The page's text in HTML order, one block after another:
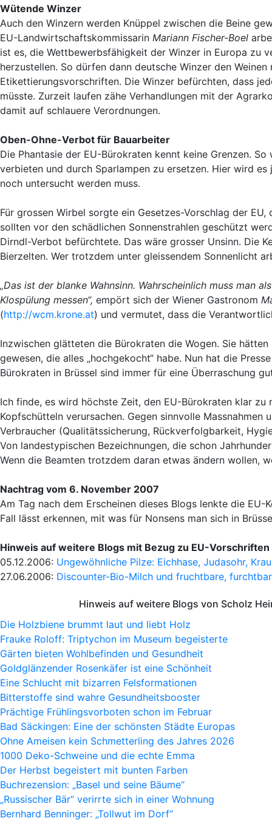
Wütende Winzer
Auch den Winzern werden Knüppel zwischen die Beine
EU-Landwirtschaftskommissarin Mariann Fischer-Boel
ist es, die Wettbewerbsfähigkeit der Winzer in Europa zu
herzustellen. So dürfen dann deutsche Winzer den
Etikettierungsvorschriften. Die Winzer befürchten, dass
müsste. Zurzeit laufen zähe Verhandlungen mit der
damit auf schlauere Verordnungen.
Oben-Ohne-Verbot für Bauarbeiter
Die Phantasie der EU-Bürokraten kennt keine Grenzen.
verbieten und durch Sparlampen zu ersetzen. Hier wird
noch untersucht werden muss.
Für grossen Wirbel sorgte ein Gesetzes-Vorschlag der
sollten vor den schädlichen Sonnenstrahlen geschützt
Dirndl-Verbot befürchtete. Das wäre grosser Unsinn. Die
Bierzelten. Wer trotzdem unter gleissendem Sonnenlicht
„Das ist der blanke Wahnsinn. Wahrscheinlich muss man
Klospülung messen“, empört sich der Wiener Gastronom
(http://wcm.krone.at) und vermutet, dass die
Inzwischen glätteten die Bürokraten die Wogen. Sie
gewesen, die alles „hochgekocht“ habe. Nun hat die
Bürokraten in Brüssel sind immer für eine Überraschung
Ich finde, es wird höchste Zeit, den EU-Bürokraten klar
Kopfschütteln verursachen. Gegen sinnvolle
Verbraucher (Qualitätssicherung, Rückverfolgbarkeit,
Von landestypischen Bezeichnungen, die schon
Wenn die Beamten trotzdem daran etwas ändern wollen,
Nachtrag vom 6. November 2007
Am Tag nach dem Erscheinen dieses Blogs lenkte die EU-
Fall lässt erkennen, mit was für Nonsens man sich in
Hinweis auf weitere Blogs mit Bezug zu EU-Vorschriften
05.12.2006: Ungewöhnliche Pilze: Eichhase, Judasohr,
27.06.2006: Discounter-Bio-Milch und fruchtbare,
Hinweis auf weitere Blogs von Scholz
Die Holzbiene brummt laut und liebt Holz
Frauke Roloff: Triptychon im Museum begeisterte
Gärten bieten Wohlbefinden und Gesundheit
Goldglänzender Rosenkäfer ist eine Schönheit
Eine Schlucht mit bizarren Felsformationen
Bitterstoffe sind wahre Gesundheitsbooster
Prächtige Frühlingsvorboten schon im Februar
Bad Säckingen: Eine der schönsten Städte Europas
Ohne Ameisen kein Schmetterling des Jahres 2026
1000 Deko-Schweine und die echte Emma
Der Herbst begeistert mit bunten Farben
Buchrezension: „Basel und seine Bäume“
„Russischer Bär“ verirrte sich in einer Wohnung
Bernhard Benninger: „Tollwut im Dorf“